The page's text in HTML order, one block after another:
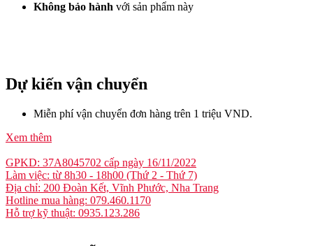
Không bảo hành với sản phẩm này
Dự kiến vận chuyển
Miễn phí vận chuyển đơn hàng trên 1 triệu VND.
Xem thêm
GPKD: 37A8045702 cấp ngày 16/11/2022
Làm việc: từ 8h30 - 18h00 (Thứ 2 - Thứ 7)
Địa chỉ: 200 Đoàn Kết, Vĩnh Phước, Nha Trang
Hotline mua hàng: 079.460.1170
Hỗ trợ kỹ thuật: 0935.123.286